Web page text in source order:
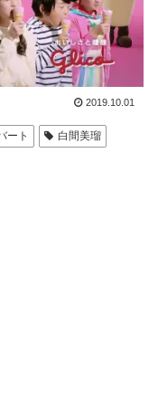
2019.10.01
ート 白間美瑠